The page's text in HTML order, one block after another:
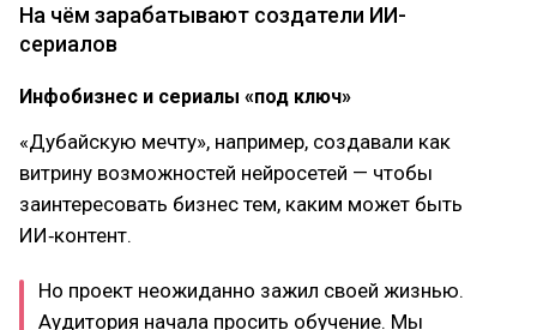
На чём зарабатывают создатели ИИ-
сериалов
Инфобизнес и сериалы «под ключ»
«Дубайскую мечту», например, создавали как
витрину возможностей нейросетей — чтобы
заинтересовать бизнес тем, каким может быть
ИИ‑контент.
Но проект неожиданно зажил своей жизнью.
Аудитория начала просить обучение. Мы